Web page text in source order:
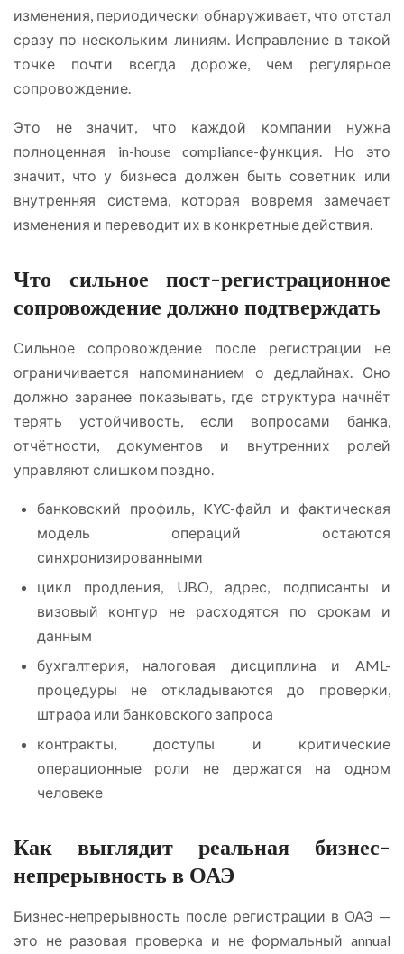
изменения, периодически обнаруживает, что отстал
сразу по нескольким линиям. Исправление в такой
точке почти всегда дороже, чем регулярное
сопровождение.
Это не значит, что каждой компании нужна
полноценная in-house compliance-функция. Но это
значит, что у бизнеса должен быть советник или
внутренняя система, которая вовремя замечает
изменения и переводит их в конкретные действия.
Что сильное пост-регистрационное
сопровождение должно подтверждать
Сильное сопровождение после регистрации не
ограничивается напоминанием о дедлайнах. Оно
должно заранее показывать, где структура начнёт
терять устойчивость, если вопросами банка,
отчётности, документов и внутренних ролей
управляют слишком поздно.
банковский профиль, KYC-файл и фактическая
модель операций остаются
синхронизированными
цикл продления, UBO, адрес, подписанты и
визовый контур не расходятся по срокам и
данным
бухгалтерия, налоговая дисциплина и AML-
процедуры не откладываются до проверки,
штрафа или банковского запроса
контракты, доступы и критические
операционные роли не держатся на одном
человеке
Как выглядит реальная бизнес-
непрерывность в ОАЭ
Бизнес-непрерывность после регистрации в ОАЭ —
это не разовая проверка и не формальный annual